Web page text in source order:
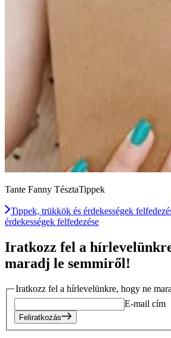
Tante Fanny TésztaTippek
Tippek, trükkök és érdekességek
érdekességek felfedezése
Iratkozz fel a
maradj le semmiről!
Iratkozz fel a hírlevelünkre, hogy ne
E-mail cím
Feliratkozás